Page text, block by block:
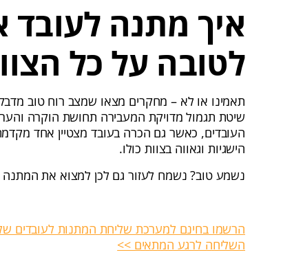
איך מתנה לעובד
לטובה על כל
תאמינו או לא – מחקרים מצאו שמצב רוח טוב
שיטת תגמול מדויקת המעבירה תחושת הוקרה
העובדים, כאשר גם הכרה בעובד מצטיין אחד
הישגיות וגאווה בצוות כולו.
נשמע טוב? נשמח לעזור גם לכן למצוא את המתנה
הרשמו בחינם למערכת שליחת המתנות לעובדים
השליחה לרגע המתאים >>